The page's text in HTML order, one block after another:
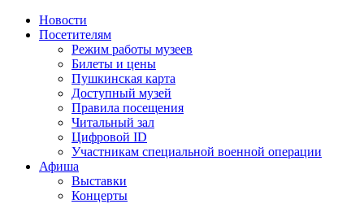
Новости
Посетителям
Режим работы музеев
Билеты и цены
Пушкинская карта
Доступный музей
Правила посещения
Читальный зал
Цифровой ID
Участникам специальной военной операции
Афиша
Выставки
Концерты